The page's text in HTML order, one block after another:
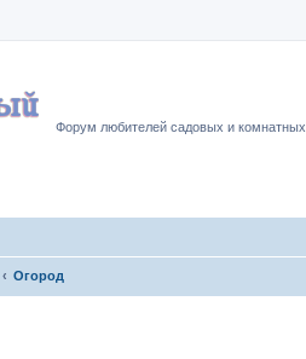
Форум любителей садовых и
Огород